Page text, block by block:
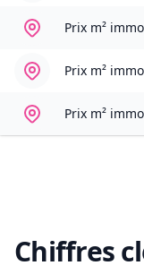
Prix m²
Prix m²
Prix m²
Chiffres